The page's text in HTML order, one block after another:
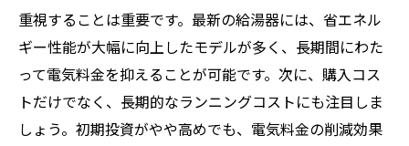
電気料金節約に貢献する給湯器の配置
給湯器設置時に考慮すべきポイント
省スペース設置で効率的な給湯器運用
給湯器設置時の通風と断熱の重要性
家族全員で取り組む給湯器の電気料金削減術
重視することは重要です。最新の給湯器には、省エネル
ギー性能が大幅に向上したモデルが多く、長期間にわた
って電気料金を抑えることが可能です。次に、購入コス
トだけでなく、長期的なランニングコストにも注目しま
しょう。初期投資がやや高めでも、電気料金の削減効果